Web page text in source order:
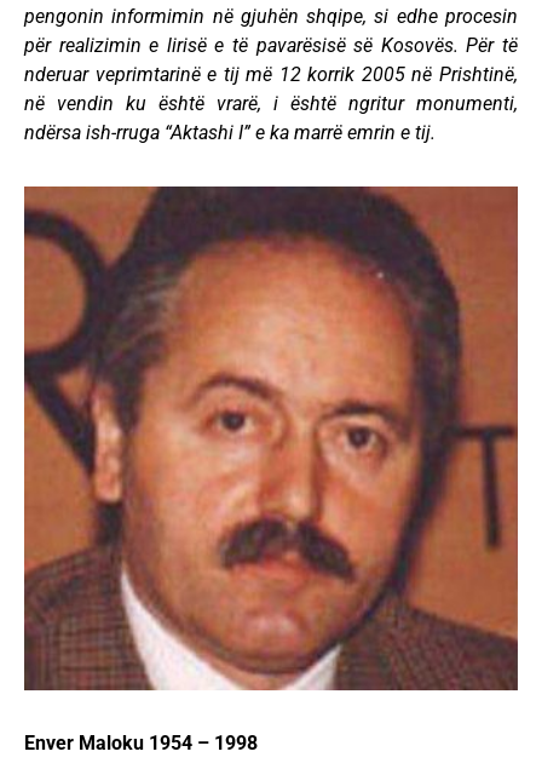
pengonin informimin në gjuhën shqipe, si edhe procesin
për realizimin e lirisë e të pavarësisë së Kosovës. Për të
nderuar veprimtarinë e tij më 12 korrik 2005 në Prishtinë,
në vendin ku është vrarë, i është ngritur monumenti,
ndërsa ish-rruga “Aktashi I” e ka marrë emrin e tij.
Enver Maloku 1954 – 1998